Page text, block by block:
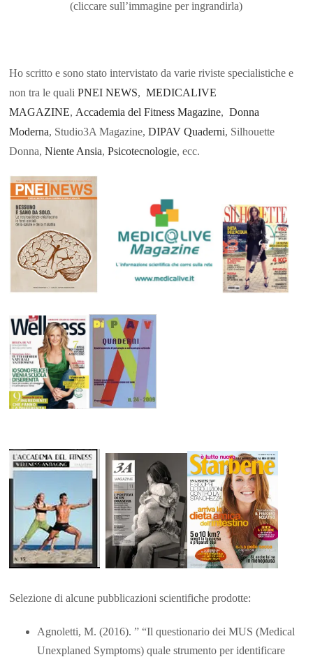
(cliccare sull’immagine per ingrandirla)
Ho scritto e sono stato intervistato da varie riviste specialistiche e
non tra le qualiPNEI NEWS,MEDICALIVE
MAGAZINE, Accademia del Fitness Magazine,Donna
Moderna, Studio3A Magazine,DIPAV Quaderni, Silhouette
Donna,Niente Ansia,Psicotecnologie, ecc.
Selezione di alcune pubblicazioni scientifiche prodotte:
Agnoletti, M. (2016). ” “Il questionario dei MUS (Medical
Unexplaned Symptoms) quale strumento per identificare